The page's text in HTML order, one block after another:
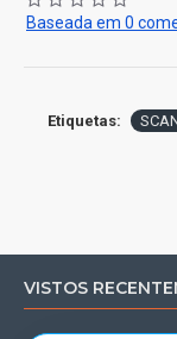
Baseada em 0
Etiquetas:
VISTOS